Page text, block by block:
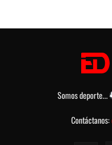
Somos deporte...
Contáctanos: